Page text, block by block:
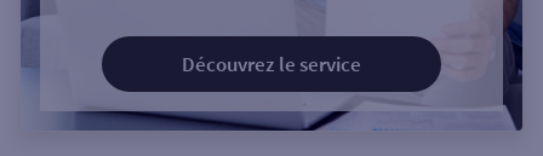
Découvrez le service